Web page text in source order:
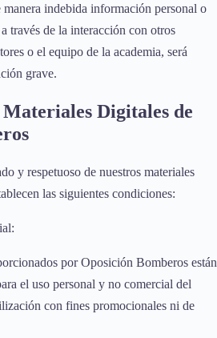
indebida información personal o
través de la interacción con otros
o el equipo de la academia, será
grave.
Materiales Digitales de
y respetuoso de nuestros materiales
las siguientes condiciones:
por Oposición Bomberos están
el uso personal y no comercial del
con fines promocionales ni de